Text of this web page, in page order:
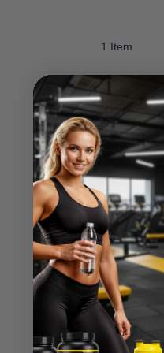
1 Item
Madara M. Verified Buyer
Noderīgs pirkums
Ļoti liela izmēra. Noder gan kā
citiem projektiem (karstā laikā